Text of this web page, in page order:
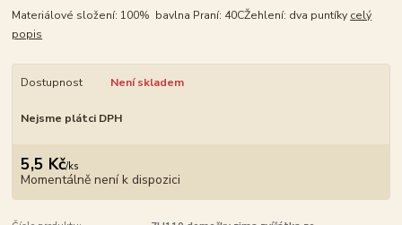
Materiálové složení: 100% bavlna Praní: 40CŽehlení: dva puntíky celý
popis
Dostupnost Není skladem
Nejsme plátci DPH
5,5 Kč/ks
Momentálně není k dispozici